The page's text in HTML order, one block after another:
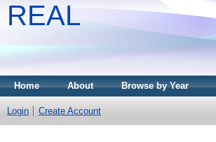
REAL
Home About Browse by Year
Login Create Account